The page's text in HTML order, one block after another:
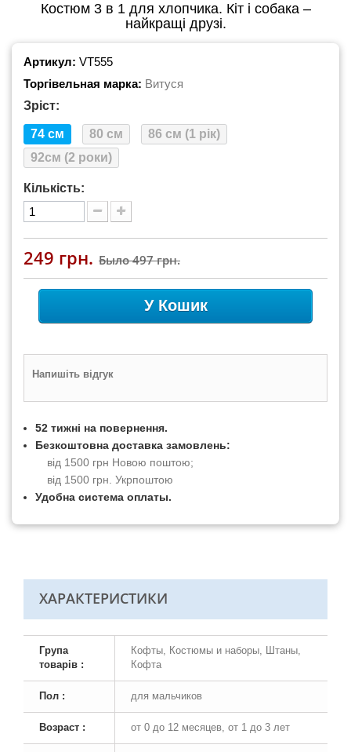
Костюм 3 в 1 для хлопчика. Кіт і собака –
найкращі друзі.
Артикул: VT555
Торгівельная марка: Витуся
Зріст:
74 см 80 см
86 см (1 рік)
92см (2 роки)
Кількість:
249 грн. Было497 грн.
У Кошик
Напишіть відгук
52 тижні на повернення.
Безкоштовна доставка замовлень:
від 1500 грн Новою поштою;
від 1500 грн. Укрпоштою
Удобна система оплаты.
ХАРАКТЕРИСТИКИ
Група
товарів :
Кофты, Костюмы и наборы, Штаны,
Кофта
Пол : для мальчиков
Возраст : от 0 до 12 месяцев, от 1 до 3 лет